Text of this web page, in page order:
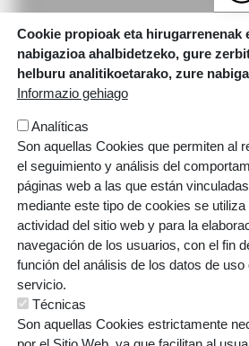
Webgune hau Ikastolen
Cookie propioak eta hirugarrenenak
nabigazioa ahalbidetzeko, gure
helburu analitikoetarako, zure
Informazio gehiago
Analíticas
Son aquellas Cookies que permiten al
el seguimiento y análisis del
páginas web a las que están
mediante este tipo de cookies se
actividad del sitio web y para la
navegación de los usuarios, con el fin
función del análisis de los datos de
servicio.
Técnicas
Son aquellas Cookies estrictamente